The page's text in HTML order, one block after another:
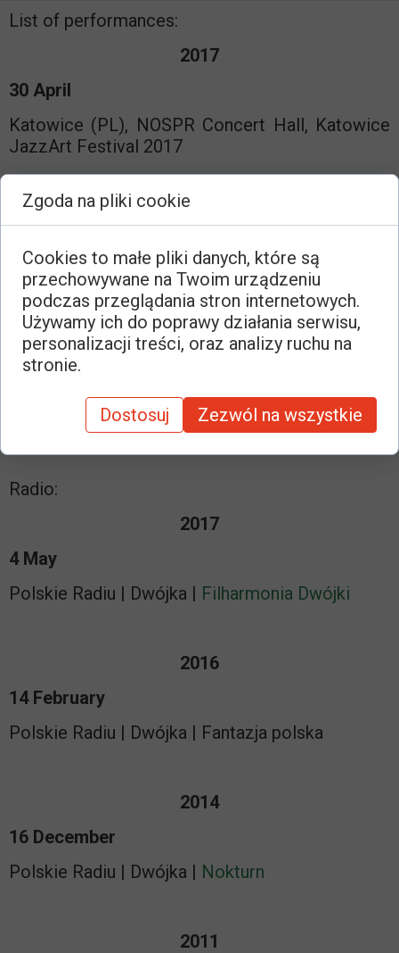
List of performances:
2017
30 April
Katowice (PL), NOSPR Concert Hall, Katowice
JazzArt Festival 2017
Orkiestra Muzyki Nowej, Szymon Bywalec –
conductor
2010
16 May
Wrocław (PL), The Wrocław Philharmonic
Hall, Musica Polonica Nova
Orkiestra Muzyki Nowej, Szymon Bywalec –
Radio:
2017
4 May
Polskie Radiu | Dwójka | Filharmonia Dwójki
2016
14 February
Polskie Radiu | Dwójka | Fantazja polska
2014
16 December
Polskie Radiu | Dwójka | Nokturn
2011
Zgoda na pliki cookie
Cookies to małe pliki danych, które są
przechowywane na Twoim urządzeniu
podczas przeglądania stron internetowych.
Używamy ich do poprawy działania serwisu,
personalizacji treści, oraz analizy ruchu na
stronie.
Dostosuj Zezwól na wszystkie